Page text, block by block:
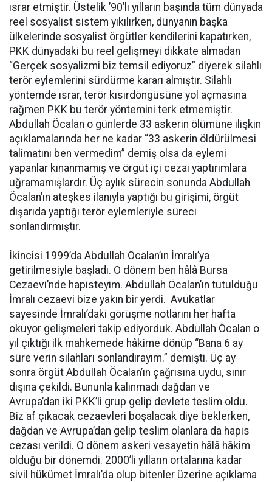
ısrar etmiştir. Üstelik ’90’lı yılların başında tüm dünyada
reel sosyalist sistem yıkılırken, dünyanın başka
ülkelerinde sosyalist örgütler kendilerini kapatırken,
PKK dünyadaki bu reel gelişmeyi dikkate almadan
“Gerçek sosyalizmi biz temsil ediyoruz” diyerek silahlı
terör eylemlerini sürdürme kararı almıştır. Silahlı
yöntemde ısrar, terör kısırdöngüsüne yol açmasına
rağmen PKK bu terör yöntemini terk etmemiştir.
Abdullah Öcalan o günlerde 33 askerin ölümüne ilişkin
açıklamalarında her ne kadar “33 askerin öldürülmesi
talimatını ben vermedim” demiş olsa da eylemi
yapanlar kınanmamış ve örgüt içi cezai yaptırımlara
uğramamışlardır. Üç aylık sürecin sonunda Abdullah
Öcalan’ın ateşkes ilanıyla yaptığı bu girişimi, örgüt
dışarıda yaptığı terör eylemleriyle süreci
sonlandırmıştır.
İkincisi 1999’da Abdullah Öcalan’ın İmralı’ya
getirilmesiyle başladı. O dönem ben hâlâ Bursa
Cezaevi’nde hapisteyim. Abdullah Öcalan’ın tutulduğu
İmralı cezaevi bize yakın bir yerdi. Avukatlar
sayesinde İmralı’daki görüşme notlarını her hafta
okuyor gelişmeleri takip ediyorduk. Abdullah Öcalan o
yıl çıktığı ilk mahkemede hâkime dönüp “Bana 6 ay
süre verin silahları sonlandırayım.” demişti. Üç ay
sonra örgüt Abdullah Öcalan’ın çağrısına uydu, sınır
dışına çekildi. Bununla kalınmadı dağdan ve
Avrupa’dan iki PKK’li grup gelip devlete teslim oldu.
Biz af çıkacak cezaevleri boşalacak diye beklerken,
dağdan ve Avrupa’dan gelip teslim olanlara da hapis
cezası verildi. O dönem askeri vesayetin hâlâ hâkim
olduğu bir dönemdi. 2000’li yılların ortalarına kadar
sivil hükümet İmralı’da olup bitenler üzerine açıklama